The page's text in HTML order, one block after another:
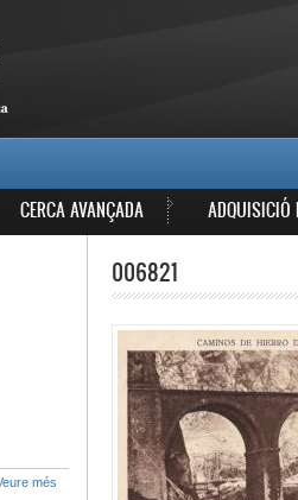
CERCA AVANÇADA ADQUISICIÓ
006821
més